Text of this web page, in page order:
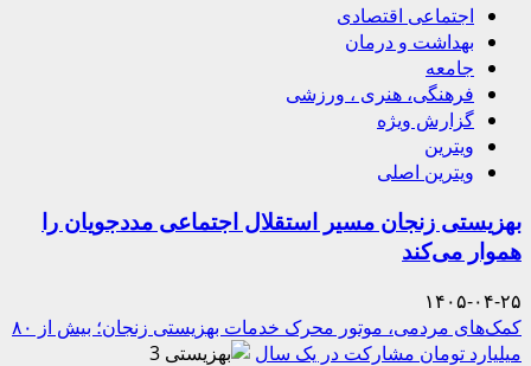
اجتماعی اقتصادی
بهداشت و درمان
جامعه
فرهنگی، هنری ، ورزشی
گزارش ویژه
ویترین
ویترین اصلی
بهزیستی زنجان مسیر استقلال اجتماعی مددجویان را
هموار می‌کند
۱۴۰۵-۰۴-۲۵
کمک‌های مردمی، موتور محرک خدمات بهزیستی زنجان؛ بیش از ۸۰
میلیارد تومان مشارکت در یک سال
3